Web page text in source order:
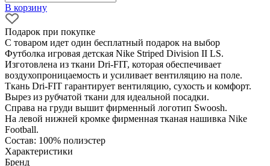
В корзину
Подарок при покупке
С товаром идет один бесплатный подарок на выбор
Футболка игровая детская Nike Striped Division II LS.
Изготовлена из ткани Dri-FIT, которая обеспечивает
воздухопроницаемость и усиливает вентиляцию на поле.
Ткань Dri-FIT гарантирует вентиляцию, сухость и комфорт.
Вырез из рубчатой ткани для идеальной посадки.
Справа на груди вышит фирменный логотип Swoosh.
На левой нижней кромке фирменная тканая нашивка Nike
Football.
Состав: 100% полиэстер
Характеристики
Бренд